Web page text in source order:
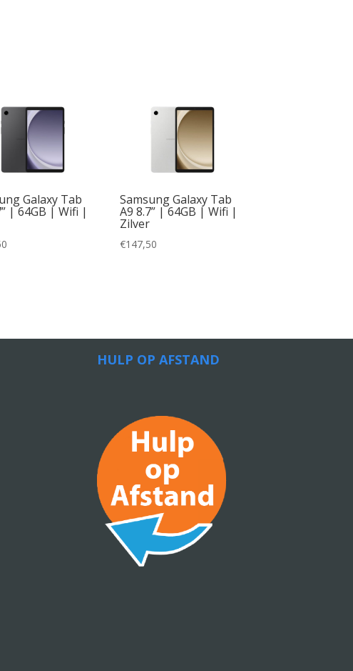
Galaxy Tab
| 64GB | Wifi |
Samsung Galaxy Tab
A9 8.7” | 64GB | Wifi |
Zilver
€147,50
HULP OP AFSTAND